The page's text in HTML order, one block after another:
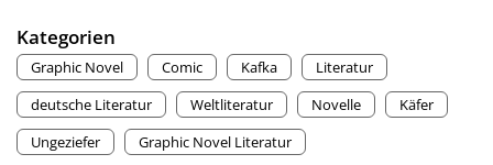
Kategorien
Graphic Novel Comic Kafka
Literatur
deutsche Literatur
Weltliteratur Novelle
Käfer
Ungeziefer
Graphic Novel Literatur